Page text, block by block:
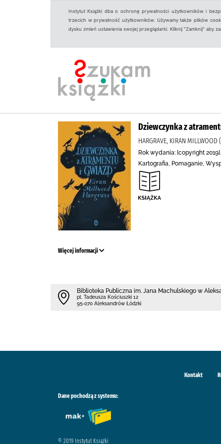
Instytut Książki dba o ochronę prywatności użytkowników i
trzecich w prywatność użytkowników. Używamy także plików
dysku zmień ustawienia swojej przeglądarki. Kliknij "Zamknij" aby
Dziewczynka z
HARGRAVE, KIRAN
Rok wydania: [copyright 2019].
Kartografia, Pomaganie,
Więcej informacji
Biblioteka Publiczna im. Jana Machulskiego w
pl. Tadeusza Kościuszki 12
95-070 Aleksandrów Łódzki
Kontakt
Dane pochodzą z systemu:
© 2019 Instytut Książki